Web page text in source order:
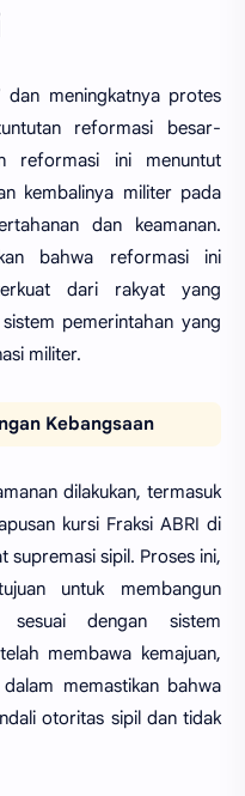
dan meningkatnya protes
reformasi besar-
reformasi ini menuntut
kembalinya militer pada
dan keamanan.
bahwa reformasi ini
dari rakyat yang
pemerintahan yang
militer.
Kebangsaan
dilakukan, termasuk
kursi Fraksi ABRI di
supremasi sipil. Proses ini,
untuk membangun
sesuai dengan sistem
membawa kemajuan,
memastikan bahwa
otoritas sipil dan tidak